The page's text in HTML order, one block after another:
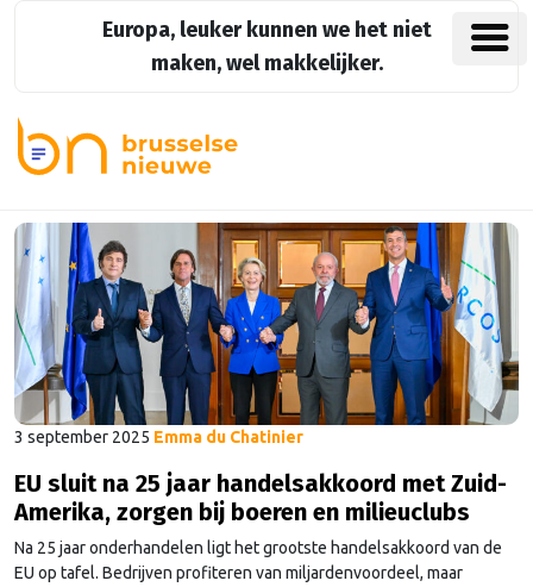
Europa, leuker kunnen we het niet
maken, wel makkelijker.
3 september 2025 Emma du Chatinier
EU sluit na 25 jaar handelsakkoord met Zuid-
Amerika, zorgen bij boeren en milieuclubs
Na 25 jaar onderhandelen ligt het grootste handelsakkoord van de
EU op tafel. Bedrijven profiteren van miljardenvoordeel, maar